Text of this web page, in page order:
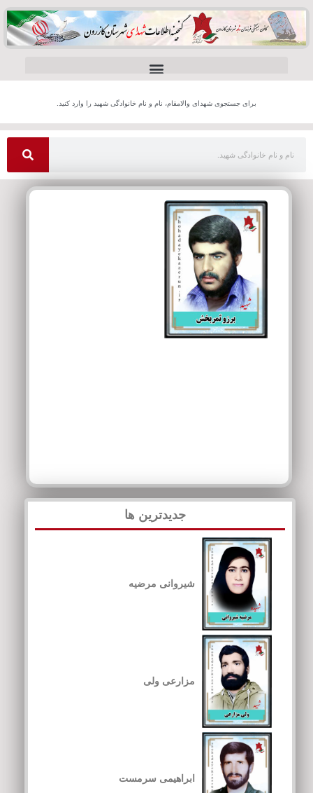
برای جستجوی شهدای والامقام، نام و نام خانوادگی شهید را وارد کنید.
جدیدترین ها
شیروانی مرضیه
مزارعی ولی
ابراهیمی سرمست